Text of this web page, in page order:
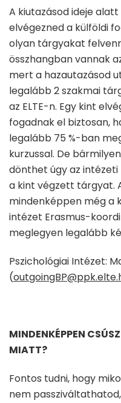
A kiutazásod ideje
elvégezned a külföldi
olyan tárgyakat
összhangban vannak
mert a hazautazásod
legalább 2 szakmai
az ELTE-n. Egy kint
fogadnak el biztosan,
legalább 75 %-ban
kurzussal. De
dönthet úgy az
a kint végzett tárgyat.
mindenképpen még a
intézet Erasmus-
meglegyen legalább
Pszichológiai Intézet:
(
MINDENKÉPPEN
MIATT?
Fontos tudni, hogy
nem